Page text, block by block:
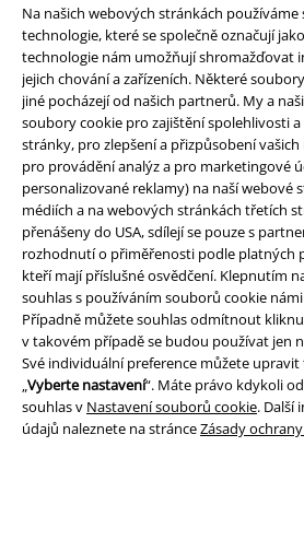
Na našich webových stránkách
technologie, které se společně označují
technologie nám umožňují shromažďovat
jejich chování a zařízeních. Některé
jiné pocházejí od našich partnerů. My a
soubory cookie pro zajištění spolehlivosti
stránky, pro zlepšení a přizpůsobení
pro provádění analýz a pro marketingové
personalizované reklamy) na naší webové
médiích a na webových stránkách třetích
přenášeny do USA, sdílejí se pouze s
rozhodnutí o přiměřenosti podle platných
kteří mají příslušné osvědčení. Klepnutím
souhlas s používáním souborů cookie
Případně můžete souhlas odmítnout
v takovém případě se budou používat jen
Své individuální preference můžete
„Vyberte nastavení“. Máte právo kdykoli
souhlas v Nastavení souborů cookie. Další
údajů naleznete na stránceZásady
Právní informace
Podmínky
Prohlášení
Ochrana osobních údajů
Likvidace odpadu a ochrana životního
Prohlášení o shodě